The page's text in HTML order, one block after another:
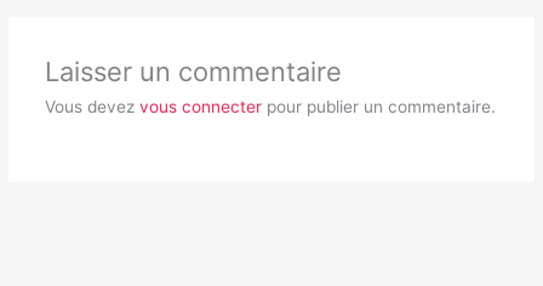
Laisser un commentaire
Vous devez vous connecterpour publier un commentaire.